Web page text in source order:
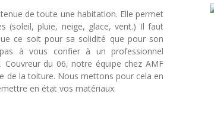
de toute une habitation. Elle permet
(soleil, pluie, neige, glace, vent.) Il faut
ce soit pour sa solidité que pour son
à vous confier à un professionnel
Couvreur du 06, notre équipe chez AMF
de la toiture. Nous mettons pour cela en
en état vos matériaux.